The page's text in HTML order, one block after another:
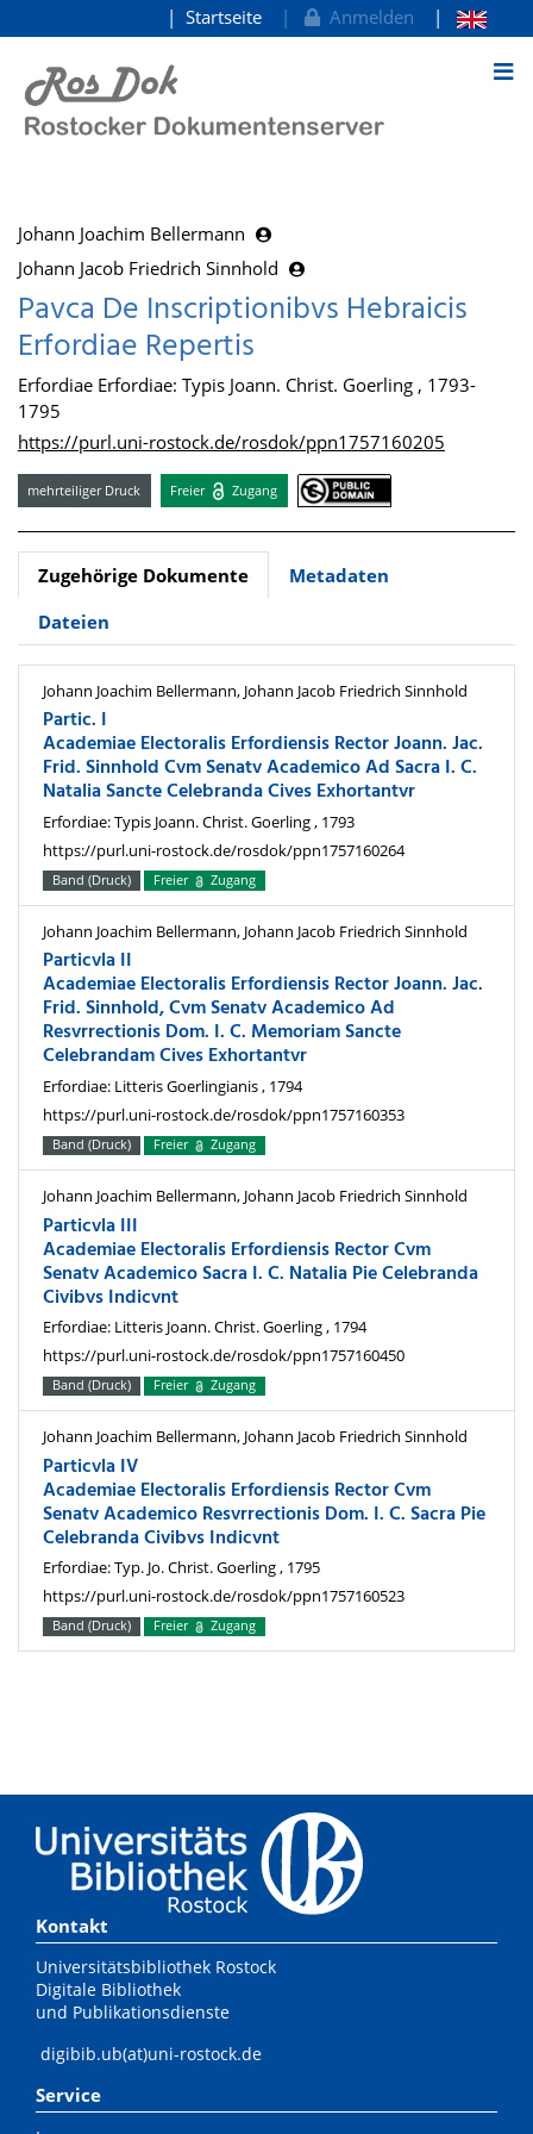
zum Inhalt
Startseite Anmelden
Johann Joachim Bellermann
Johann Jacob Friedrich Sinnhold
Pavca De Inscriptionibvs Hebraicis
Erfordiae Repertis
Erfordiae Erfordiae: Typis Joann. Christ. Goerling , 1793-
1795
https://purl.uni-rostock.de/rosdok/ppn1757160205
mehrteiliger Druck Freier Zugang
Zugehörige Dokumente
Metadaten
Dateien
Johann Joachim Bellermann, Johann Jacob Friedrich Sinnhold
Partic. I
Academiae Electoralis Erfordiensis Rector Joann. Jac.
Frid. Sinnhold Cvm Senatv Academico Ad Sacra I. C.
Natalia Sancte Celebranda Cives Exhortantvr
Erfordiae: Typis Joann. Christ. Goerling , 1793
https://purl.uni-rostock.de/rosdok/ppn1757160264
Band (Druck) Freier Zugang
Johann Joachim Bellermann, Johann Jacob Friedrich Sinnhold
Particvla II
Academiae Electoralis Erfordiensis Rector Joann. Jac.
Frid. Sinnhold, Cvm Senatv Academico Ad
Resvrrectionis Dom. I. C. Memoriam Sancte
Celebrandam Cives Exhortantvr
Erfordiae: Litteris Goerlingianis , 1794
https://purl.uni-rostock.de/rosdok/ppn1757160353
Band (Druck) Freier Zugang
Johann Joachim Bellermann, Johann Jacob Friedrich Sinnhold
Particvla III
Academiae Electoralis Erfordiensis Rector Cvm
Senatv Academico Sacra I. C. Natalia Pie Celebranda
Civibvs Indicvnt
Erfordiae: Litteris Joann. Christ. Goerling , 1794
https://purl.uni-rostock.de/rosdok/ppn1757160450
Band (Druck) Freier Zugang
Johann Joachim Bellermann, Johann Jacob Friedrich Sinnhold
Particvla IV
Academiae Electoralis Erfordiensis Rector Cvm
Senatv Academico Resvrrectionis Dom. I. C. Sacra Pie
Celebranda Civibvs Indicvnt
Erfordiae: Typ. Jo. Christ. Goerling , 1795
https://purl.uni-rostock.de/rosdok/ppn1757160523
Band (Druck) Freier Zugang
Kontakt
Universitätsbibliothek Rostock
Digitale Bibliothek
und Publikationsdienste
digibib.ub(at)uni-rostock.de
Service